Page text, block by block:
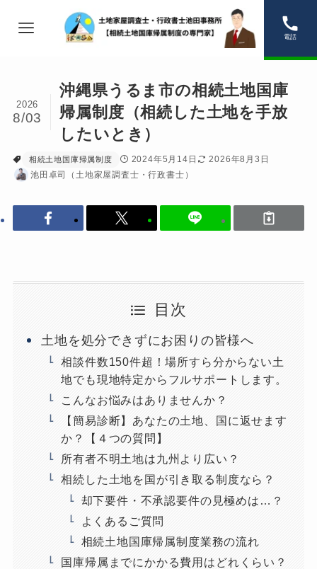
電話
沖縄県うるま市の相続土地国庫
帰属制度（相続した土地を手放
したいとき）
2026
8/03
相続土地国庫帰属制度 2024年5月14日
2026年8月3日
池田卓司（土地家屋調査士・行政書士）
目次
土地を処分できずにお困りの皆様へ
相談件数150件超！場所すら分からない土
地でも現地特定からフルサポートします。
こんなお悩みはありませんか？
【簡易診断】あなたの土地、国に返せます
か？【４つの質問】
所有者不明土地は九州より広い？
相続した土地を国が引き取る制度なら？
却下要件・不承認要件の見極めは…？
よくあるご質問
相続土地国庫帰属制度業務の流れ
国庫帰属までにかかる費用はどれくらい？